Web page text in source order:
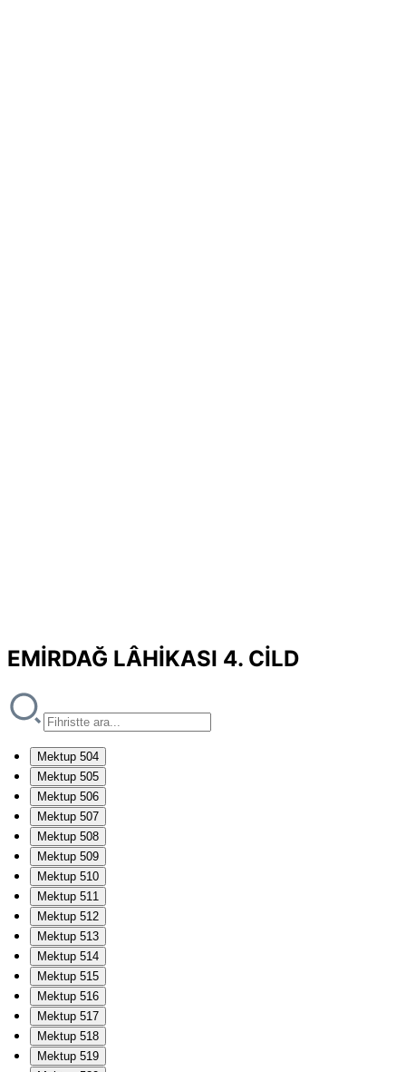
EMİRDAĞ LÂHİKASI 4. CİLD
Mektup 504
Mektup 505
Mektup 506
Mektup 507
Mektup 508
Mektup 509
Mektup 510
Mektup 511
Mektup 512
Mektup 513
Mektup 514
Mektup 515
Mektup 516
Mektup 517
Mektup 518
Mektup 519